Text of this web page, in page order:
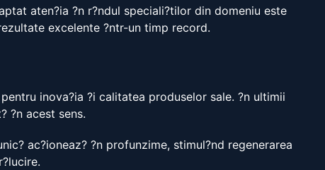
aten?ia ?n r?ndul speciali?tilor din domeniu este
excelente ?ntr-un timp record.
inova?ia ?i calitatea produselor sale. ?n ultimii
?n acest sens.
ac?ioneaz? ?n profunzime, stimul?nd regenerarea